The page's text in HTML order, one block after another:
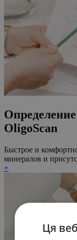
OligoScan
Быстрое и
минералов и
+
Ця